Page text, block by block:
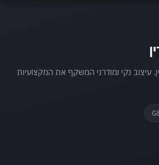
עיצוב נקי ומודרני המשקף את המקצועיות